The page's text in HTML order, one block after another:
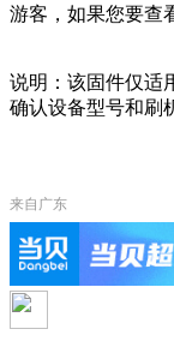
游客，如果您要查
说明：该固件仅适
确认设备型号和刷
来自广东